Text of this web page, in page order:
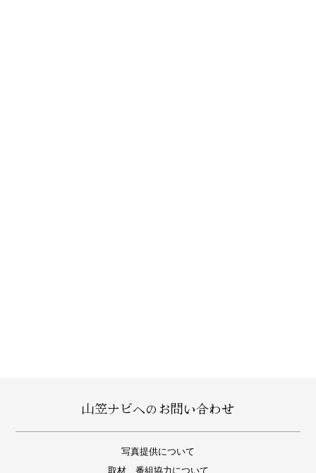
山笠ナビへのお問い合わせ
写真提供について
取材、番組協力について